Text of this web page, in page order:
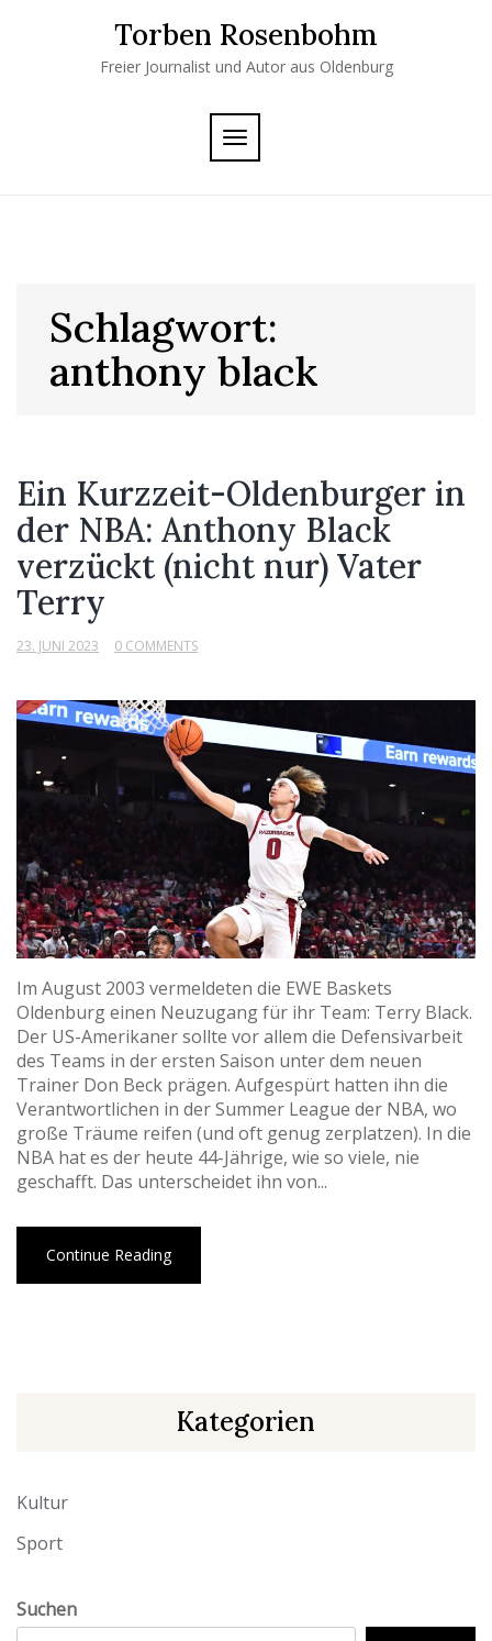
Torben Rosenbohm
Freier Journalist und Autor aus Oldenburg
TOGGLE
NAVIGATION
Schlagwort:
anthony black
Ein Kurzzeit-Oldenburger in
der NBA: Anthony Black
verzückt (nicht nur) Vater
Terry
23. JUNI 2023 0 COMMENTS
Im August 2003 vermeldeten die EWE Baskets
Oldenburg einen Neuzugang für ihr Team: Terry Black.
Der US-Amerikaner sollte vor allem die Defensivarbeit
des Teams in der ersten Saison unter dem neuen
Trainer Don Beck prägen. Aufgespürt hatten ihn die
Verantwortlichen in der Summer League der NBA, wo
große Träume reifen (und oft genug zerplatzen). In die
NBA hat es der heute 44-Jährige, wie so viele, nie
geschafft. Das unterscheidet ihn von...
Continue Reading
Kategorien
Kultur
Sport
Suchen